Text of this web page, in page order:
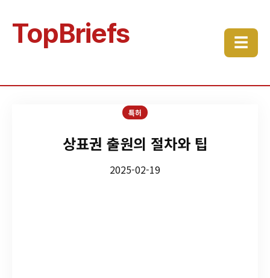
TopBriefs ☰
특허
상표권 출원의 절차와 팁
2025-02-19